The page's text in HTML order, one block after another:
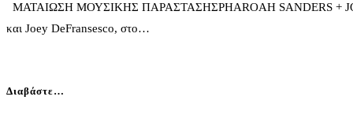
ΜΑΤΑΙΩΣΗ ΜΟΥΣΙΚΗΣ ΠΑΡΑΣΤΑΣΗΣPHAROAH SANDERS + JOEY
και Joey DeFransesco, στο…
Διαβάστε…